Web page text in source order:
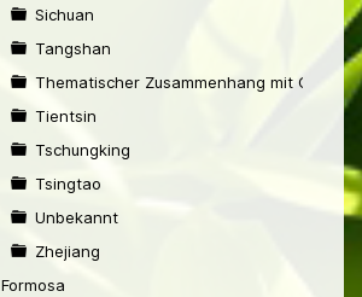
Sichuan
Tangshan
Thematischer Zusammenhang mit China
Tientsin
Tschungking
Tsingtao
Unbekannt
Zhejiang
Formosa